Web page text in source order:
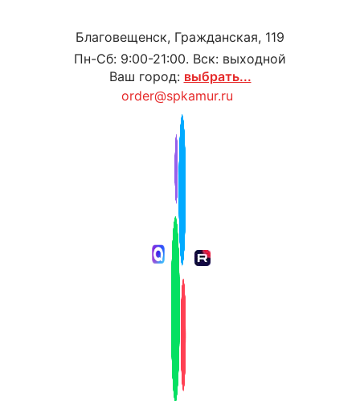
Благовещенск, Гражданская, 119
Пн-Сб: 9:00-21:00. Вск: выходной
Ваш город: выбрать...
order@spkamur.ru